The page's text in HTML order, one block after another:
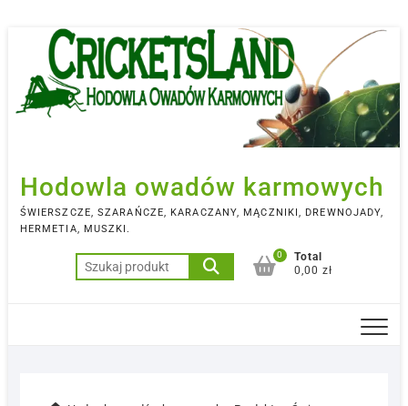
content
Hodowla owadów karmowych
ŚWIERSZCZE, SZARAŃCZE, KARACZANY, MĄCZNIKI, DREWNOJADY,
HERMETIA, MUSZKI.
Szukaj:
0
Total
0,00 zł